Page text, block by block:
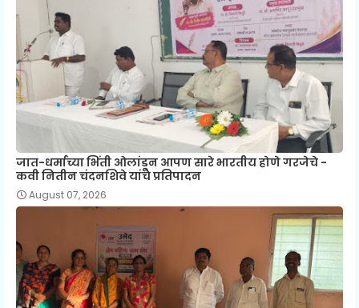
जात-धर्माच्या भिंती ओलांडून आपण सारे भारतीय होणे गरजेचे -
कवी नितीन चंदनशिवे यांचे प्रतिपादन
August 07, 2026